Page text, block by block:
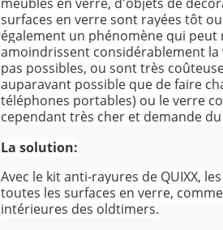
surfaces en verre sont rayées tôt
également un phénomène qui
amoindrissent considérablement
pas possibles, ou sont très
auparavant possible que de faire
téléphones portables) ou le verre
cependant très cher et demande
La solution:
Avec le kit anti-rayures de QUIXX,
toutes les surfaces en verre,
intérieures des oldtimers.